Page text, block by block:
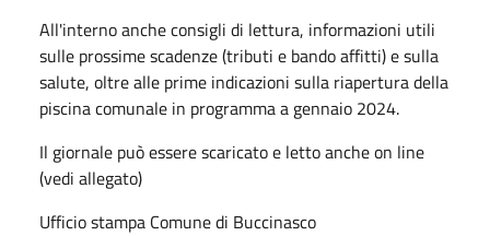
All'interno anche consigli di lettura, informazioni utili
sulle prossime scadenze (tributi e bando affitti) e sulla
salute, oltre alle prime indicazioni sulla riapertura della
piscina comunale in programma a gennaio 2024.
Il giornale può essere scaricato e letto anche on line
(vedi allegato)
Ufficio stampa Comune di Buccinasco